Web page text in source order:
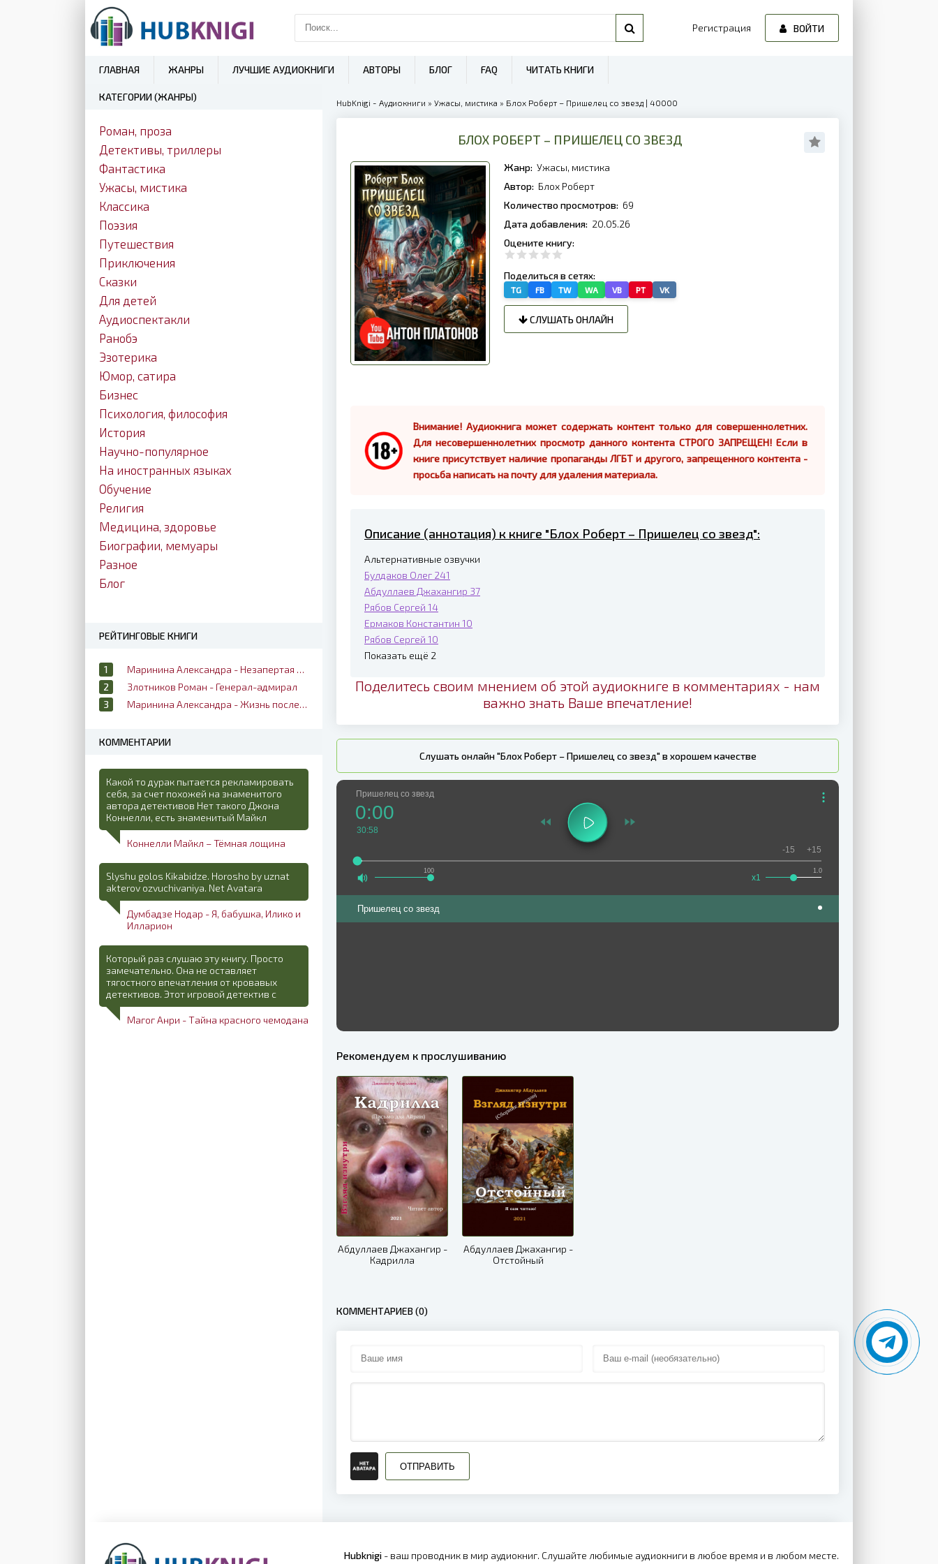
Регистрация ВОЙТИ
ГЛАВНАЯ ЖАНРЫ ЛУЧШИЕ АУДИОКНИГИ АВТОРЫ БЛОГ FAQ ЧИТАТЬ КНИГИ
HubKnigi - Аудиокниги » Ужасы, мистика » Блох Роберт – Пришелец со звезд | 40000
БЛОХ РОБЕРТ – ПРИШЕЛЕЦ СО ЗВЕЗД
Жанр: Ужасы, мистика
Автор: Блох Роберт
Количество просмотров: 69
Дата добавления: 20.05.26
Оцените книгу:
Поделиться в сетях:
TG FB TW WA VB PT VK
СЛУШАТЬ ОНЛАЙН
Внимание! Аудиокнига может содержать контент только для совершеннолетних.
Для несовершеннолетних просмотр данного контента СТРОГО ЗАПРЕЩЕН! Если в
книге присутствует наличие пропаганды ЛГБТ и другого, запрещенного контента -
просьба написать на почту для удаления материала.
Описание (аннотация) к книге "Блох Роберт – Пришелец со звезд":
Альтернативные озвучки
Булдаков Олег 241
Абдуллаев Джахангир 37
Рябов Сергей 14
Ермаков Константин 10
Рябов Сергей 10
Показать ещё 2
Поделитесь своим мнением об этой аудиокниге в комментариях - нам
важно знать Ваше впечатление!
Слушать онлайн "Блох Роберт – Пришелец со звезд" в хорошем качестве
Пришелец со звезд
100
0:00
30:58
1.0
x1
-15 +15
Пришелец со звезд
Рекомендуем к прослушиванию
Абдуллаев Джахангир -
Кадрилла
Абдуллаев Джахангир -
Отстойный
КОММЕНТАРИЕВ (0)
ОТПРАВИТЬ
КАТЕГОРИИ (ЖАНРЫ)
Роман, проза
Детективы, триллеры
Фантастика
Ужасы, мистика
Классика
Поэзия
Путешествия
Приключения
Сказки
Для детей
Аудиоспектакли
Ранобэ
Эзотерика
Юмор, сатира
Бизнес
Психология, философия
История
Научно-популярное
На иностранных языках
Обучение
Религия
Медицина, здоровье
Биографии, мемуары
Разное
Блог
РЕЙТИНГОВЫЕ КНИГИ
Маринина Александра - Незапертая дверь
Злотников Роман - Генерал-адмирал
Маринина Александра - Жизнь после жизни
КОММЕНТАРИИ
Какой то дурак пытается рекламировать
себя, за счет похожей на знаменитого
автора детективов Нет такого Джона
Коннелли, есть знаменитый Майкл
Коннелли Майкл – Тёмная лощина
Slyshu golos Kikabidze. Horosho by uznat
akterov ozvuchivaniya. Net Avatara
Думбадзе Нодар - Я, бабушка, Илико и
Илларион
Который раз слушаю эту книгу. Просто
замечательно. Она не оставляет
тягостного впечатления от кровавых
детективов. Этот игровой детектив с
Магог Анри - Тайна красного чемодана
Hubknigi - ваш проводник в мир аудиокниг. Слушайте любимые аудиокниги в любое время и в любом месте.